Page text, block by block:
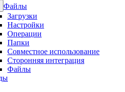
Файлы
Загрузки
Настройки
Операции
Папки
Совместное использование
Сторонняя интеграция
Файлы